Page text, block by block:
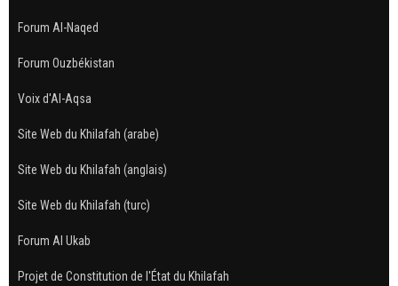
Forum Al-Naqed
Forum Ouzbékistan
Voix d'Al-Aqsa
Site Web du Khilafah (arabe)
Site Web du Khilafah (anglais)
Site Web du Khilafah (turc)
Forum Al Ukab
Projet de Constitution de l'État du Khilafah